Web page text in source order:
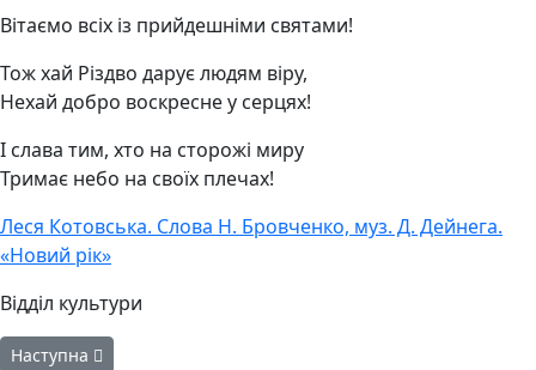
Вітаємо всіх із прийдешніми святами!
Тож хай Різдво дарує людям віру,
Нехай добро воскресне у серцях!
І слава тим, хто на сторожі миру
Тримає небо на своїх плечах!
Леся Котовська. Слова Н. Бровченко, муз. Д. Дейнега.
«Новий рік»
Відділ культури
Наступна стаття: Різдвяний концерт «Зірочки Різдва»,
Наступна